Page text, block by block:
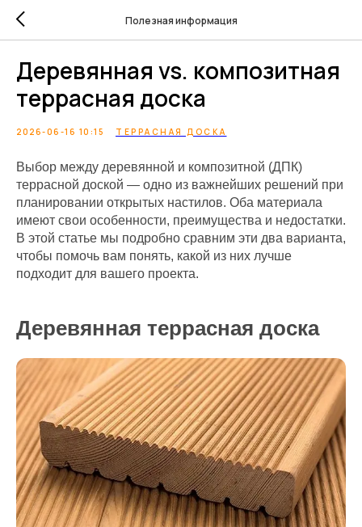
Полезная информация
Деревянная vs. композитная
террасная доска
2026-06-16 10:15 ТЕРРАСНАЯ ДОСКА
Выбор между деревянной и композитной (ДПК)
террасной доской — одно из важнейших решений при
планировании открытых настилов. Оба материала
имеют свои особенности, преимущества и недостатки.
В этой статье мы подробно сравним эти два варианта,
чтобы помочь вам понять, какой из них лучше
подходит для вашего проекта.
Деревянная террасная доска